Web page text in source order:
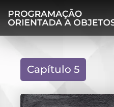
Capítulo 5